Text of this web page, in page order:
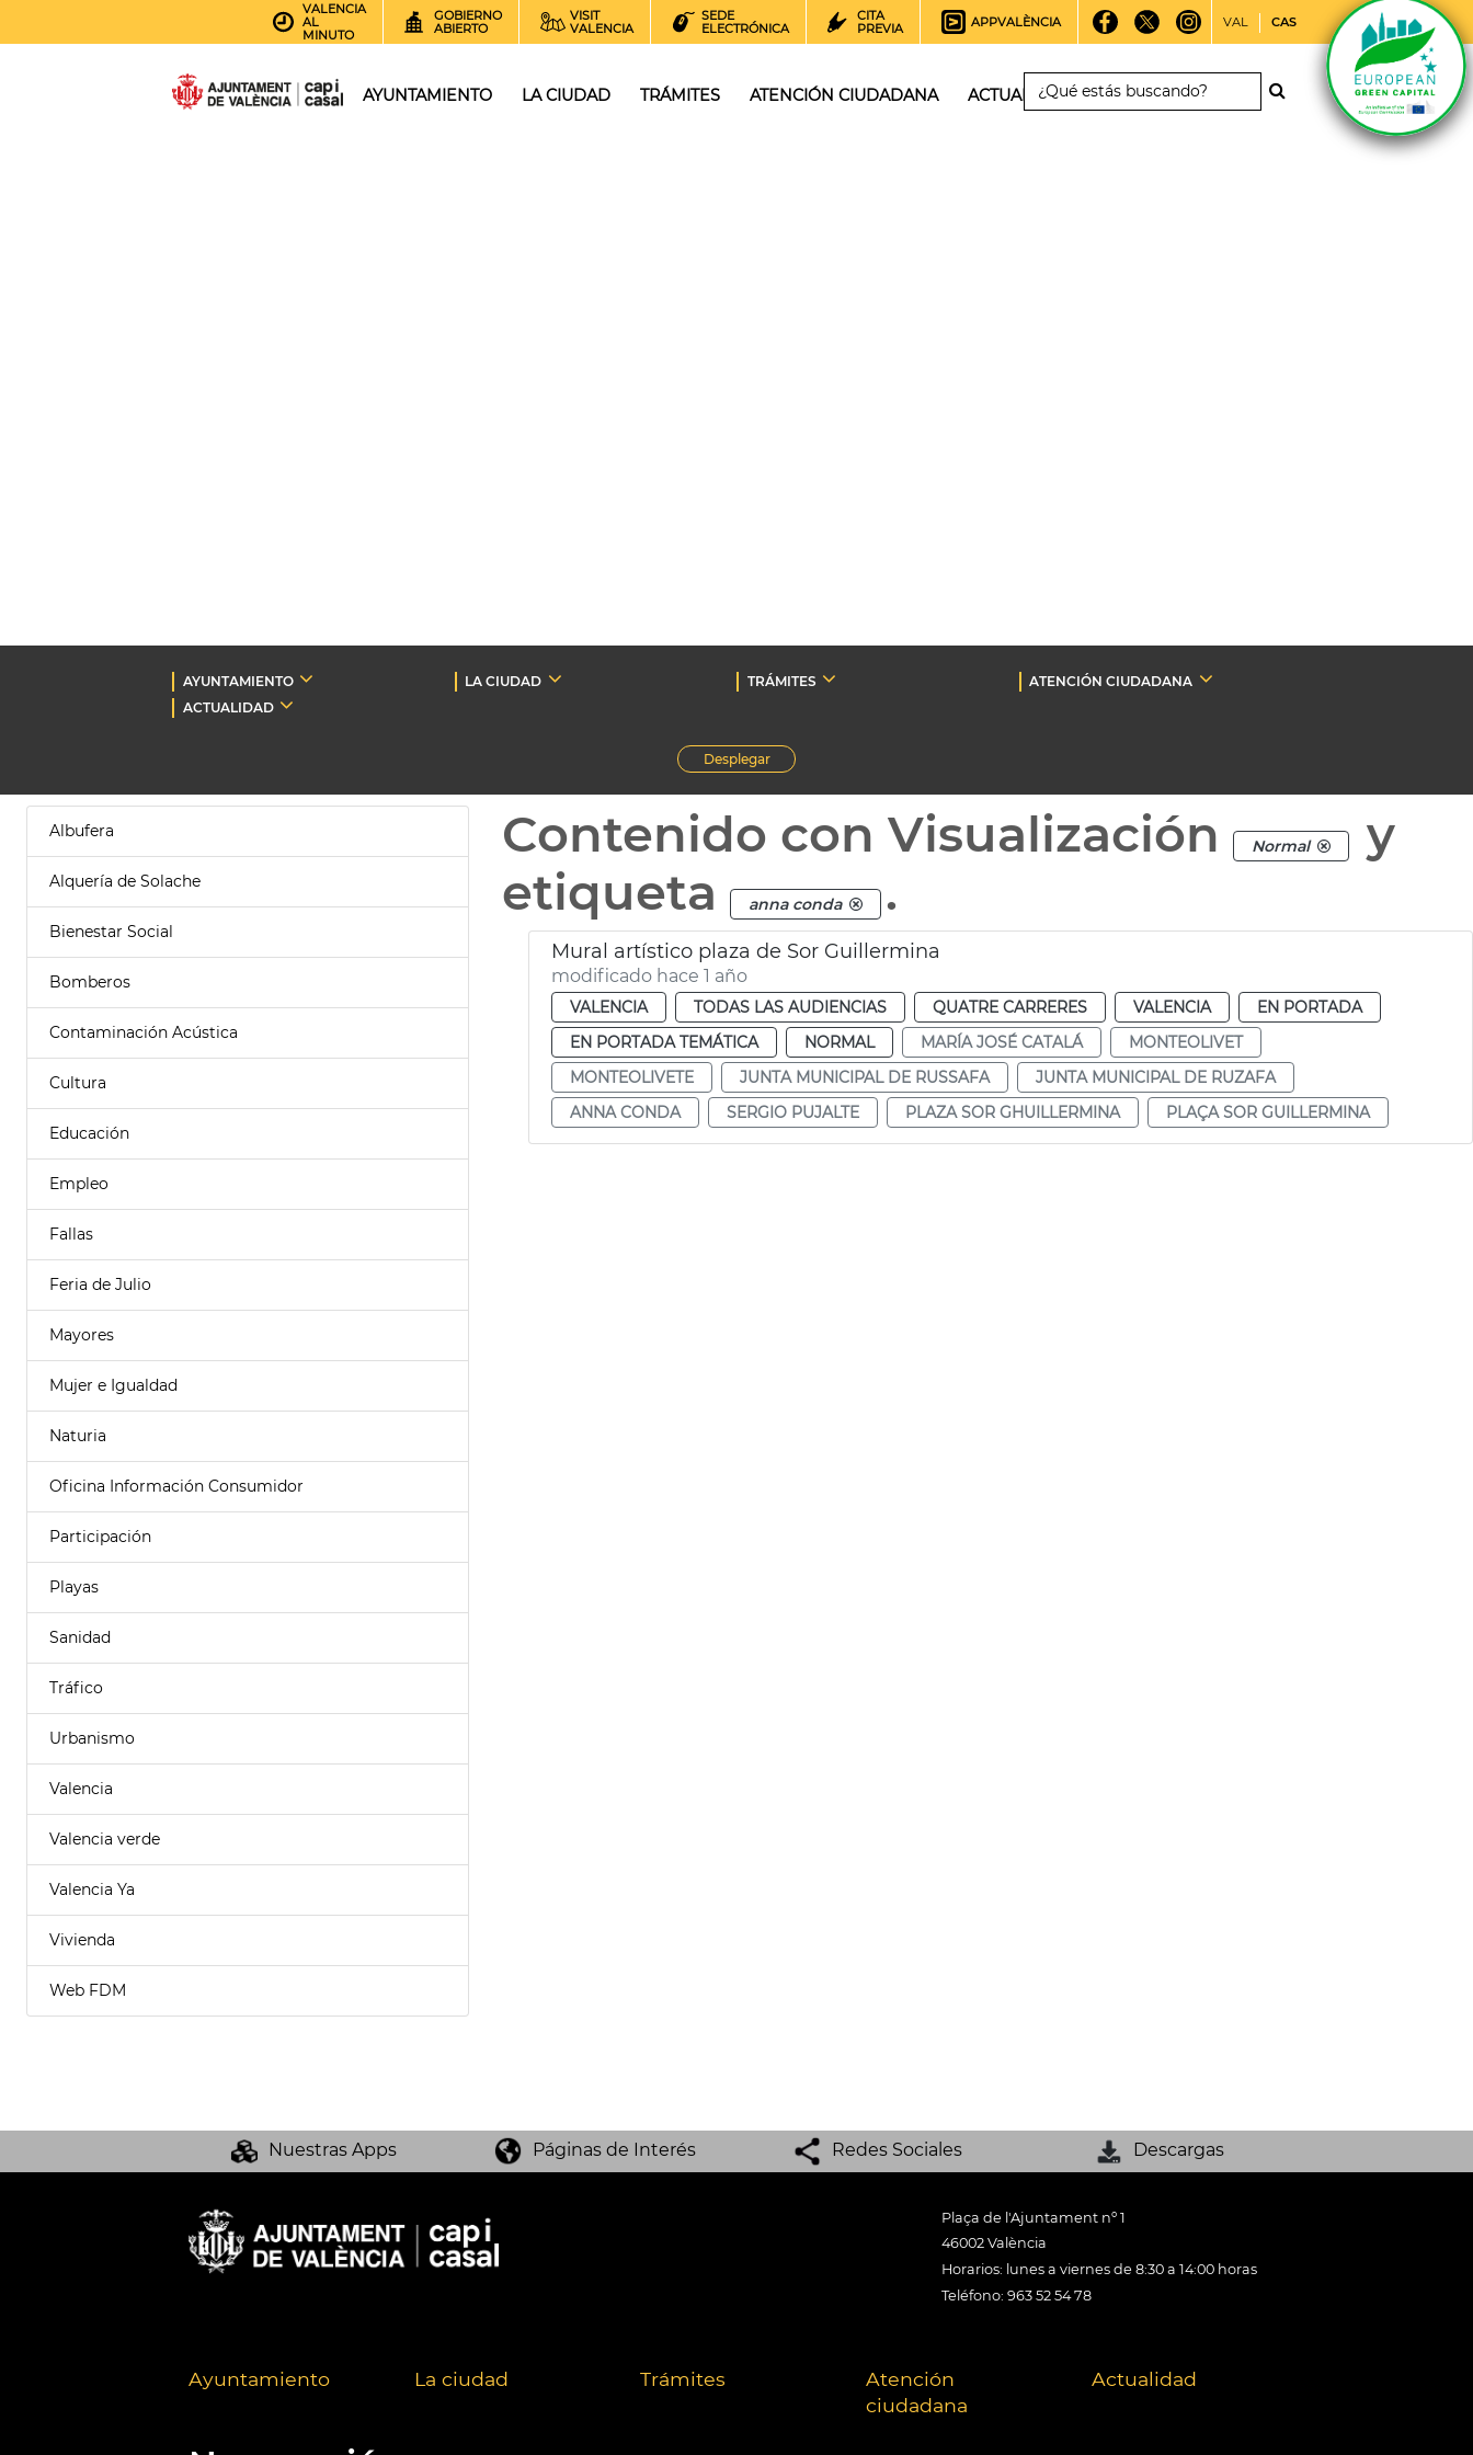
VALENCIA
AL
MINUTO
GOBIERNO
ABIERTO
VISIT
VALENCIA
SEDE
ELECTRÓNICA
CITA
PREVIA
APPVALÈNCIA VAL CAS
AYUNTAMIENTO LA CIUDAD TRÁMITES ATENCIÓN CIUDADANA ACTUALIDAD
AYUNTAMIENTO LA CIUDAD TRÁMITES
ATENCIÓN CIUDADANA
ACTUALIDAD
Desplegar
Albufera
Alquería de Solache
Bienestar Social
Bomberos
Contaminación Acústica
Cultura
Educación
Empleo
Fallas
Feria de Julio
Mayores
Mujer e Igualdad
Naturia
Oficina Información Consumidor
Participación
Playas
Sanidad
Tráfico
Urbanismo
Valencia
Valencia verde
Valencia Ya
Vivienda
Web FDM
Contenido con Visualización Normal
y
etiqueta
anna conda .
Mural artístico plaza de Sor Guillermina
modificado hace 1 año
VALENCIA TODAS LAS AUDIENCIAS QUATRE CARRERES VALENCIA
EN PORTADA
EN PORTADA TEMÁTICA
NORMAL MARÍA JOSÉ CATALÁ
MONTEOLIVET
MONTEOLIVETE
JUNTA MUNICIPAL DE RUSSAFA
JUNTA MUNICIPAL DE RUZAFA
ANNA CONDA
SERGIO PUJALTE PLAZA SOR GHUILLERMINA PLAÇA SOR GUILLERMINA
Nuestras Apps Páginas de Interés Redes Sociales Descargas
Plaça de l'Ajuntament nº 1
46002 València
Horarios: lunes a viernes de 8:30 a 14:00 horas
Teléfono: 963 52 54 78
Ayuntamiento La ciudad Trámites
Atención
ciudadana
Actualidad